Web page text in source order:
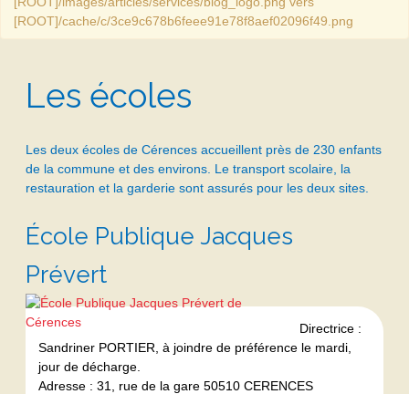
[ROOT]/cache/c/3ce9c678b6feee91e78f8aef02096f49.png
Les écoles
Les deux écoles de Cérences accueillent près de 230 enfants
de la commune et des environs. Le transport scolaire, la
restauration et la garderie sont assurés pour les deux sites.
École Publique Jacques
Prévert
Directrice :
Sandriner PORTIER, à joindre de préférence le mardi,
jour de décharge.
Adresse : 31, rue de la gare 50510 CERENCES